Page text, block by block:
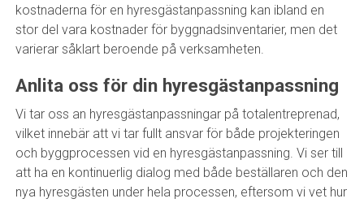
kostnaderna för en hyresgästanpassning kan ibland en
stor del vara kostnader för byggnadsinventarier, men det
varierar såklart beroende på verksamheten.
Anlita oss för din hyresgästanpassning
Vi tar oss an hyresgästanpassningar på totalentreprenad,
vilket innebär att vi tar fullt ansvar för både projekteringen
och byggprocessen vid en hyresgästanpassning. Vi ser till
att ha en kontinuerlig dialog med både beställaren och den
nya hyresgästen under hela processen, eftersom vi vet hur